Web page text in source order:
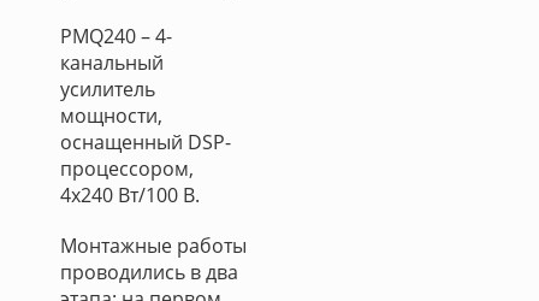
PMQ240 – 4-
канальный
усилитель
мощности,
оснащенный DSP-
процессором,
4х240 Вт/100 В.
Монтажные работы
проводились в два